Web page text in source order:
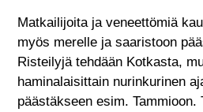
Matkailijoita ja veneettömiä
myös merelle ja saaristoon
Risteilyjä tehdään Kotkasta,
haminalaisittain nurinkurinen
päästäkseen esim. Tammioon.